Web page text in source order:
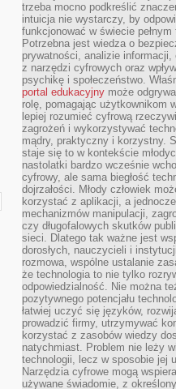
trzeba mocno podkreślić
intuicja nie wystarczy, by
funkcjonować w świecie pełnym
Potrzebna jest wiedza o
prywatności, analizie
z narzędzi cyfrowych oraz
psychikę i społeczeństwo.
portal edukacyjny może
rolę, pomagając użytkownikom
lepiej rozumieć cyfrową
zagrożeń i wykorzystywać
mądry, praktyczny i korzystny.
staje się to w kontekście
nastolatki bardzo wcześnie
cyfrowy, ale sama biegłość
dojrzałości. Młody człowiek
korzystać z aplikacji, a
mechanizmów manipulacji,
czy długofalowych skutków
sieci. Dlatego tak ważne jest
dorosłych, nauczycieli i
rozmowa, wspólne ustalanie
że technologia to nie tylko
odpowiedzialność. Nie można
pozytywnego potencjału
łatwiej uczyć się języków,
prowadzić firmy, utrzymywać
korzystać z zasobów wiedzy
natychmiast. Problem nie leży
technologii, lecz w sposobie jej
Narzędzia cyfrowe mogą
używane świadomie, z